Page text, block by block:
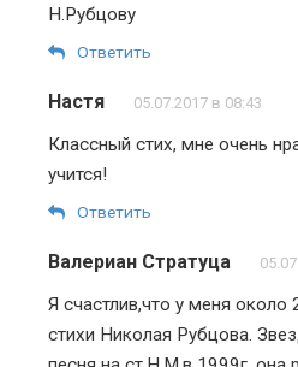
Н.Рубцову
Ответить
Настя 05.07.2017 в 08:43
Классный стих, мне очень
учится!
Ответить
Валериан Стратуца
Я счастлив,что у меня
стихи Николая Рубцова.